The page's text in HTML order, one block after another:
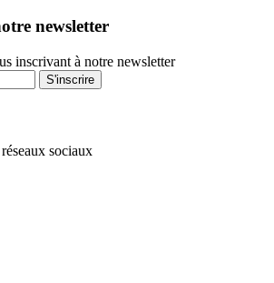
newsletter
inscrivant à notre newsletter
S'inscrire
sociaux